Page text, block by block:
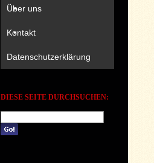
Über uns
Kontakt
Datenschutzerklärung
DIESE SEITE DURCHSUCHEN: